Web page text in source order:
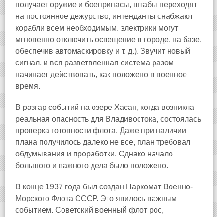
получает оружие и боеприпасы, штабы переходят
на постоянное дежурство, интенданты снабжают
корабли всем необходимым, электрики могут
мгновенно отключить освещение в городе, на базе,
обеспечив автомаскировку и т. д.). Звучит новый
сигнал, и вся разветвленная система разом
начинает действовать, как положено в военное
время.
В разгар событий на озере Хасан, когда возникла
реальная опасность для Владивостока, состоялась
проверка готовности флота. Даже при наличии
плана получилось далеко не все, план требовал
обдумывания и проработки. Однако начало
большого и важного дела было положено.
В конце 1937 года был создан Наркомат Военно-
Морского Флота СССР. Это явилось важным
событием. Советский военный флот рос,